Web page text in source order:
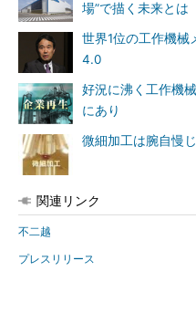
場”で描く未来とは
世界1位の工作機械
4.0
好況に沸く工作機
にあり
微細加工は腕自慢
関連リンク
不二越
プレスリリース